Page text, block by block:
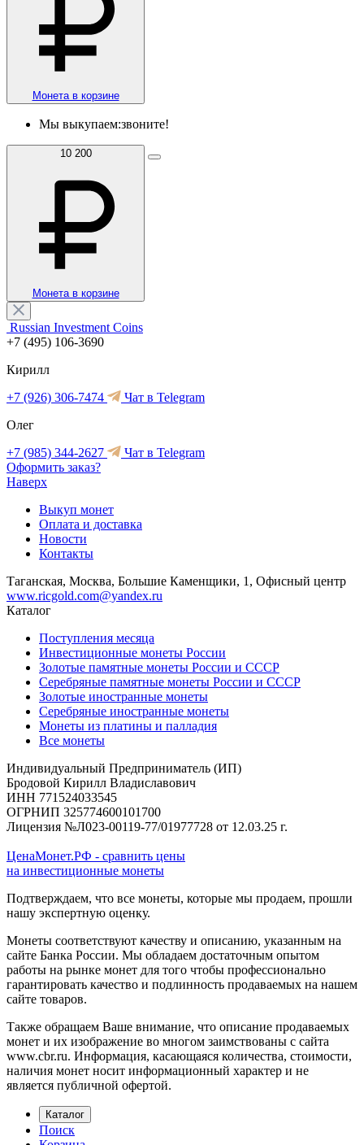
Монета в корзине
Мы выкупаем:звоните!
10 200
Монета в корзине
Russian Investment Coins
+7 (495) 106-3690
Кирилл
+7 (926) 306-7474
Чат в Telegram
Олег
+7 (985) 344-2627
Чат в Telegram
Оформить заказ?
Наверх
Выкуп монет
Оплата и доставка
Новости
Контакты
Таганская, Москва, Большие Каменщики, 1, Офисный центр
www.ricgold.com@yandex.ru
Каталог
Поступления месяца
Инвестиционные монеты России
Золотые памятные монеты России и СССР
Серебряные памятные монеты России и СССР
Золотые иностранные монеты
Серебряные иностранные монеты
Монеты из платины и палладия
Все монеты
Индивидуальный Предприниматель (ИП)
Бродовой Кирилл Владиславович
ИНН 771524033545
ОГРНИП 325774600101700
Лицензия №Л023-00119-77/01977728 от 12.03.25 г.
ЦенаМонет.РФ - сравнить цены
на инвестиционные монеты
Подтверждаем, что все монеты, которые мы продаем, прошли
нашу экспертную оценку.
Монеты соответствуют качеству и описанию, указанным на
сайте Банка России. Мы обладаем достаточным опытом
работы на рынке монет для того чтобы профессионально
гарантировать качество и подлинность продаваемых на нашем
сайте товаров.
Также обращаем Ваше внимание, что описание продаваемых
монет и их изображение во многом заимствованы с сайта
www.cbr.ru. Информация, касающаяся количества, стоимости,
наличия монет носит информационный характер и не
является публичной офертой.
Каталог
Поиск